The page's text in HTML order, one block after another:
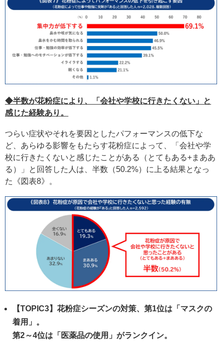
◆半数が花粉症により、「会社や学校に行きたくない」と
感じた経験あり。
つらい症状やそれを要因としたパフォーマンスの低下な
ど、あらゆる影響をもたらす花粉症によって、「会社や学
校に行きたくないと感じたことがある（とてもある+まああ
る）」と回答した人は、半数（50.2%）に上る結果となっ
た《図表8》。
【TOPIC3】花粉症シーズンの対策、第1位は「マスクの
着用」。
第2～4位は「医薬品の使用」がランクイン。